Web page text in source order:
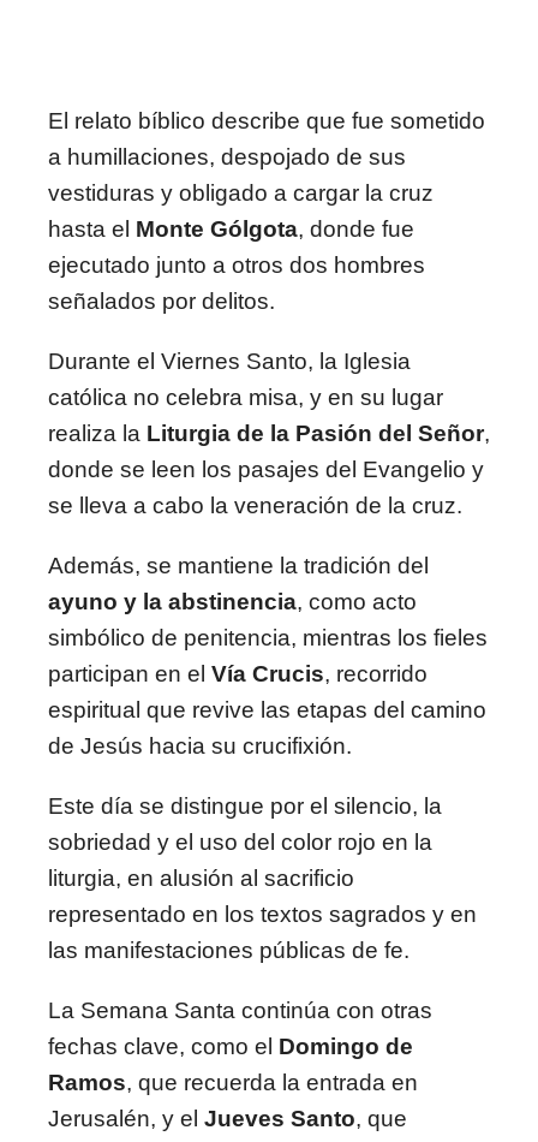
El relato bíblico describe que fue sometido
a humillaciones, despojado de sus
vestiduras y obligado a cargar la cruz
hasta el Monte Gólgota, donde fue
ejecutado junto a otros dos hombres
señalados por delitos.
Durante el Viernes Santo, la Iglesia
católica no celebra misa, y en su lugar
realiza la Liturgia de la Pasión del Señor,
donde se leen los pasajes del Evangelio y
se lleva a cabo la veneración de la cruz.
Además, se mantiene la tradición del
ayuno y la abstinencia, como acto
simbólico de penitencia, mientras los fieles
participan en el Vía Crucis, recorrido
espiritual que revive las etapas del camino
de Jesús hacia su crucifixión.
Este día se distingue por el silencio, la
sobriedad y el uso del color rojo en la
liturgia, en alusión al sacrificio
representado en los textos sagrados y en
las manifestaciones públicas de fe.
La Semana Santa continúa con otras
fechas clave, como el Domingo de
Ramos, que recuerda la entrada en
Jerusalén, y el Jueves Santo, que